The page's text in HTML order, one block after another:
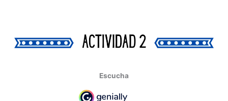
Escucha